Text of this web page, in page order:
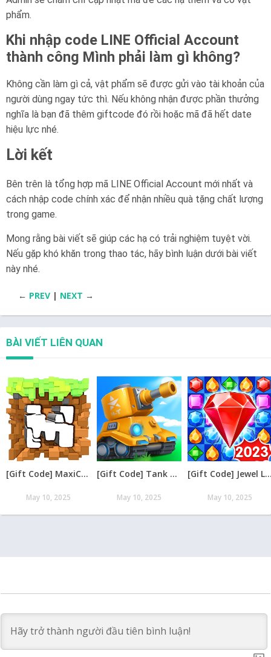
phẩm.
Khi nhập code LINE Official Account
thành công Mình phải làm gì không?
Không cần làm gì cả, vật phẩm sẽ được gửi vào tài khoản của
người dùng ngay tức thì. Nếu không nhận được phần thưởng
nghĩa là bạn đã thêm giftcode đó rồi hoặc mã đã hết date
hiệu lực nhé.
Lời kết
Bên trên là tổng hợp mã LINE Official Account mới nhất và
cách nhập code chính xác để nhận nhiều quà tặng chất lượng
trong game.
Mong rằng bài viết sẽ giúp các hạ có trải nghiệm tuyệt vời.
Nếu gặp khó khăn trong thao tác, hãy bình luận dưới bài viết
này nhé.
← PREV | NEXT →
BÀI VIẾT LIÊN QUAN
[Gift Code] MaxiCraft Adventure Time mới nhất 08/2026
May 10, 2025
[Gift Code] Tank Raid: Epic Tank War Games mới nhất 08/2026
May 10, 2025
[Gift Code] Jewel Legend – Xếp
May 10, 2025